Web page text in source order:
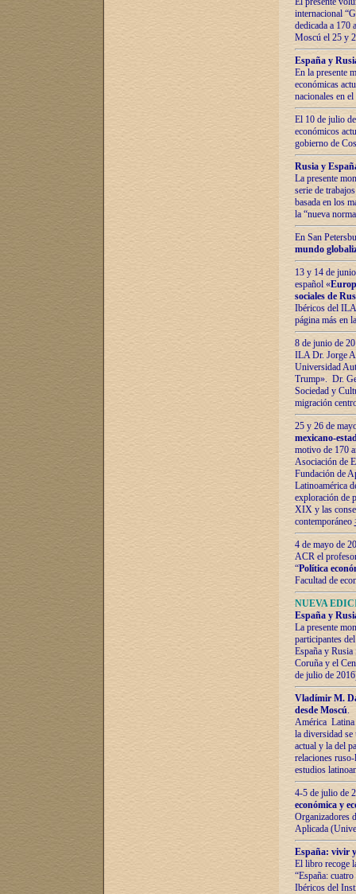
internacional
dedicada a 170
Moscú el 25 y
España y
En la presente
económicas
nacionales en
El 10 de julio
económicos
gobierno de
Rusia y
La presente
serie de
basada en los
la “nueva
En San
mundo
13 y 14 de
español «
sociales de
Ibéricos del ILA
página más en
8 de junio de
ILA Dr. Jorge
Universidad
Trump». Dr.
Sociedad y
migración
25 y 26 de
mexicano-
motivo de 170
Asociación de
Fundación de
Latinoamérica
exploración de
XIX y las
contemporáneo
4 de mayo de
ACR el
“Política
Facultad de
NUEVA
España y
La presente
participantes
España y
Coruña y el
de julio de
Vladímir М.
desde Moscú.
América Latina
la diversidad
actual у lа del
relaciones
estudios
4-5 de julio de
económica y
Organizadores
Aplicada
España: vivir
El libro recoge
“España:
Ibéricos del